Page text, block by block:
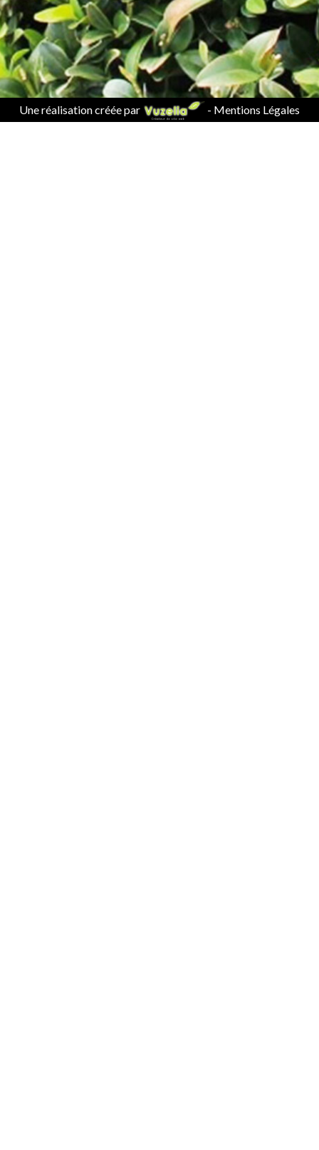
Une réalisation créée par - Mentions Légales